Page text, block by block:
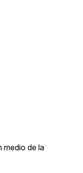
medio de la